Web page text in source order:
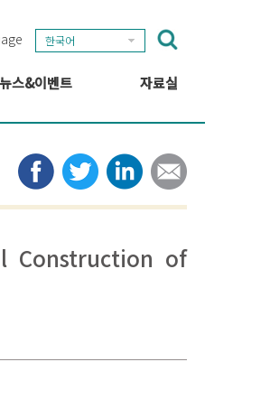
한국어
뉴스&이벤트
타임라인
자료실
뉴스레터
미디어
Construction of